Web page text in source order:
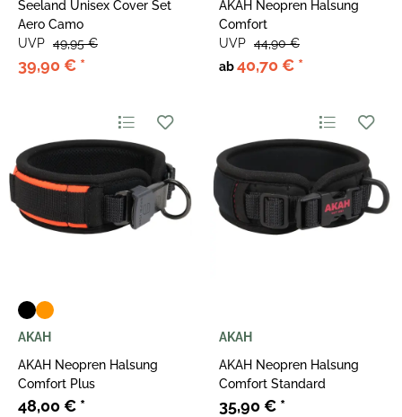
Seeland Unisex Cover Set
Aero Camo
39,90 € *
UVP 49,95 €
AKAH Neopren Halsung
Comfort
ab40,70 € *
UVP 44,90 €
AKAH
AKAH Neopren Halsung
Comfort Plus
48,00 € *
AKAH
AKAH Neopren Halsung
Comfort Standard
35,90 € *